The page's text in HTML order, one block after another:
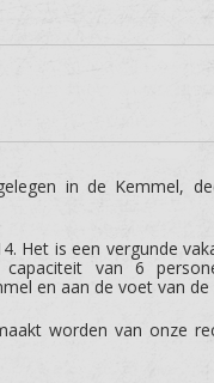
in de Kemmel,
Het is een vergunde
van 6
en aan de voet van de
worden van onze